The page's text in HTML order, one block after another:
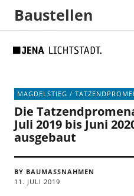
map
Baustellen
MAGDELSTIEG /
Die
Juli 2019 bis Juni
ausgebaut
BY BAUMASSNAHMEN
11. JULI 2019